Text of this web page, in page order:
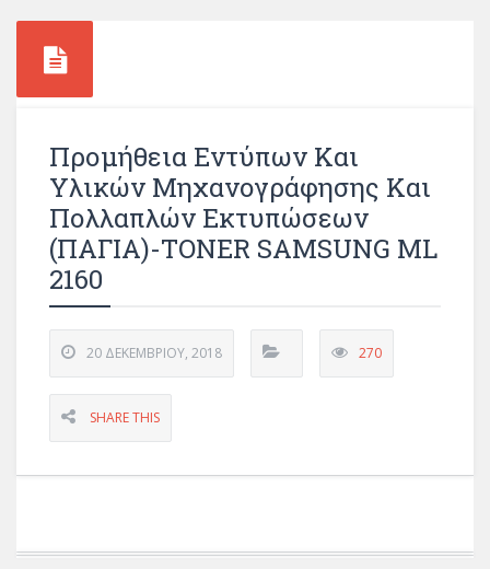
Προμήθεια Εντύπων Και
Υλικών Μηχανογράφησης Και
Πολλαπλών Εκτυπώσεων
(ΠΑΓΙΑ)-TONER SAMSUNG ML
2160
20 ΔΕΚΕΜΒΡΊΟΥ, 2018 270
SHARE THIS